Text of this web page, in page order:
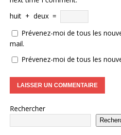
huit + deux =
Prévenez-moi de tous les
mail.
Prévenez-moi de tous les
Rechercher